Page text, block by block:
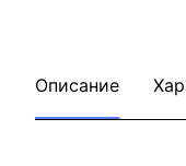
Описание